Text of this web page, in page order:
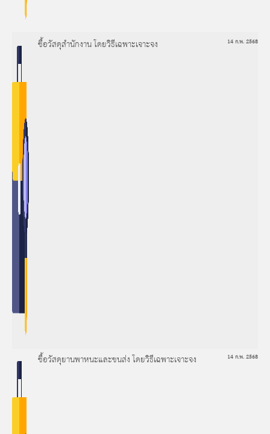
ซื้อวัสดุสำนักงาน โดยวิธีเฉพาะเจาะจง 14 ก.พ. 2568
ซื้อวัสดุยานพาหนะและขนส่ง โดยวิธีเฉพาะเจาะจง 14 ก.พ. 2568